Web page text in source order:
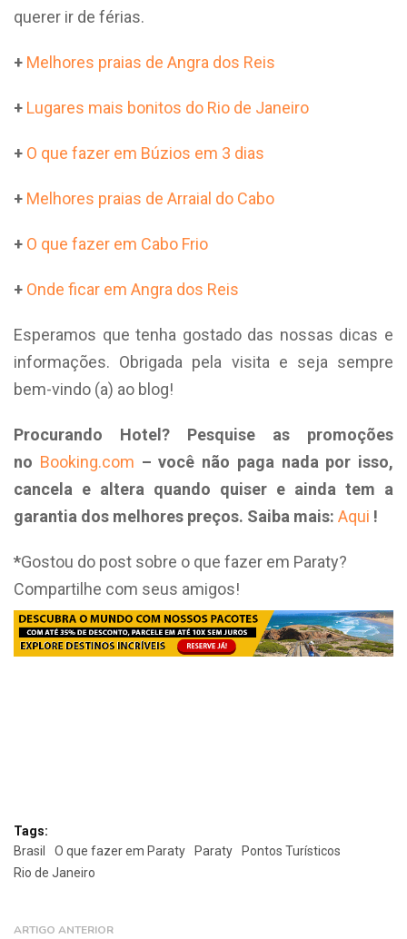
querer ir de férias.
+ Melhores praias de Angra dos Reis
+ Lugares mais bonitos do Rio de Janeiro
+ O que fazer em Búzios em 3 dias
+ Melhores praias de Arraial do Cabo
+ O que fazer em Cabo Frio
+ Onde ficar em Angra dos Reis
Esperamos que tenha gostado das nossas dicas e
informações. Obrigada pela visita e seja sempre
bem-vindo (a) ao blog!
Procurando Hotel? Pesquise as promoções
no Booking.com – você não paga nada por isso,
cancela e altera quando quiser e ainda tem a
garantia dos melhores preços. Saiba mais: Aqui !
*Gostou do post sobre o que fazer em Paraty?
Compartilhe com seus amigos!
Tags:
Brasil
O que fazer em Paraty Paraty
Pontos Turísticos
Rio de Janeiro
ARTIGO ANTERIOR